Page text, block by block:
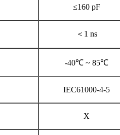
≤160 pF
＜1 ns
-40℃ ~ 85℃
IEC61000-4-5
X